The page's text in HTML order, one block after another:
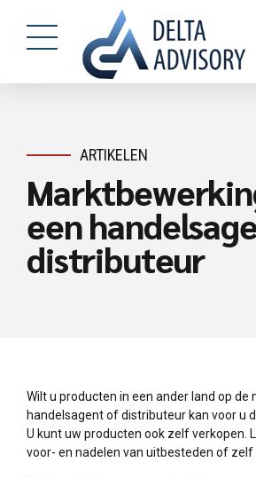
ARTIKELEN
een
distributeur
Wilt u producten in een ander land op de
handelsagent of distributeur kan voor u
U kunt uw producten ook zelf verkopen.
voor- en nadelen van uitbesteden of zelf